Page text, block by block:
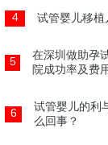
4 试管婴儿移植
5
在深圳做助孕
院成功率及费
6
试管婴儿的利
么回事？